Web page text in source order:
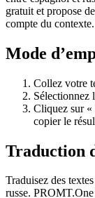
gratuit et propose
compte du contexte.
Mode
Collez votre
Sélectionnez
Cliquez sur «
copier le
Traduction
Traduisez des
russe.